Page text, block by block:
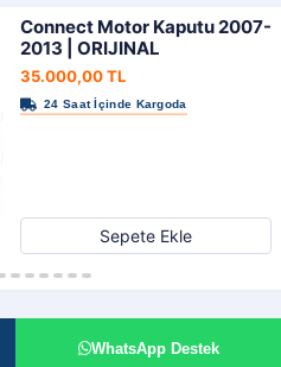
Connect Motor Kaputu 2007-
2013 | ORIJINAL
35.000,00 TL
Sepete Ekle
WhatsApp Destek